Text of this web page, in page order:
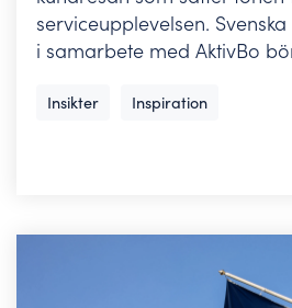
serviceupplevelsen.
i samarbete med AktivBo
Insikter Inspiration